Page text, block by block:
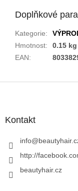
Doplňkové
Kategorie:
Hmotnost:
0.15 kg
EAN:
Kontakt
info@
http://
beautyhair.cz